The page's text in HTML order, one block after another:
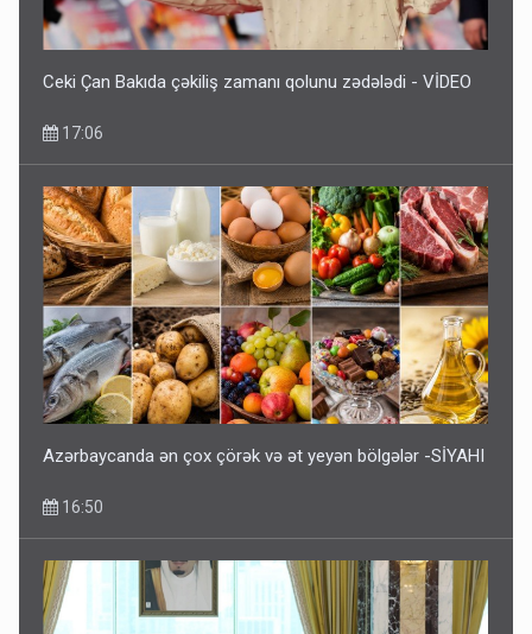
Ceki Çan Bakıda çəkiliş zamanı qolunu zədələdi - VİDEO
17:06
Azərbaycanda ən çox çörək və ət yeyən bölgələr -SİYAHI
16:50